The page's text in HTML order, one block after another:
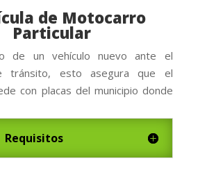
de Motocarro
Particular
de un vehículo nuevo ante el
tránsito, esto asegura que el
con placas del municipio donde
Requisitos